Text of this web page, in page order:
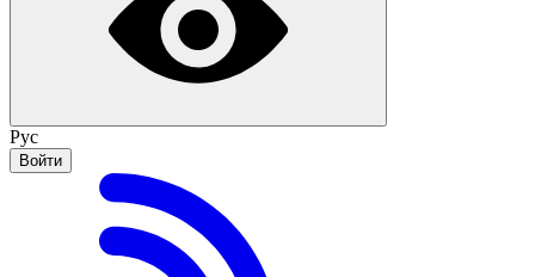
Рус
Войти